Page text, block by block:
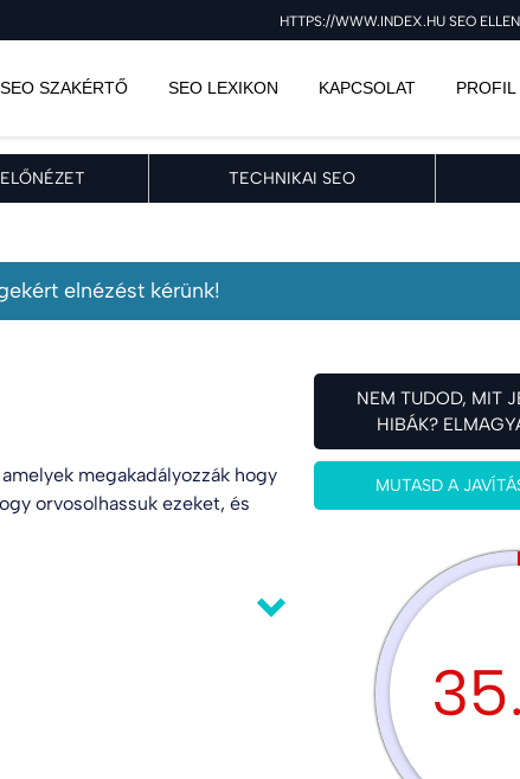
HTTPS://WWW.INDEX.HU SEO
SEO SZAKÉRTŐ SEO LEXIKON KAPCSOLAT PROFIL
TECHNIKAI SEO
elnézést kérünk!
megakadályozzák hogy
orvosolhassuk ezeket, és
NEM TUDOD, MIT
HIBÁK?
MUTASD A